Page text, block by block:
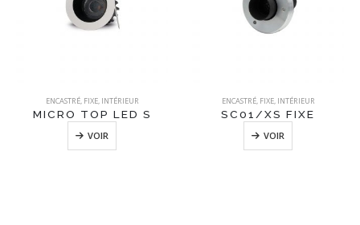
ENCASTRÉ, FIXE, INTÉRIEUR
MICRO TOP LED S
VOIR
ENCASTRÉ, FIXE, INTÉRIEUR
SC01/XS FIXE
VOIR